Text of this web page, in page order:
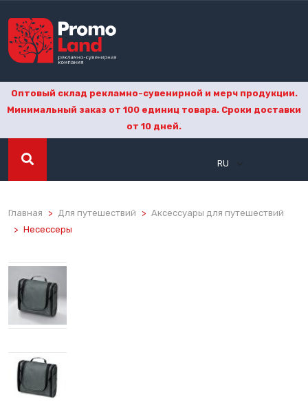
Оптовый склад рекламно-сувенирной и мерч продукции.
Минимальный заказ от 100 единиц товара. Сроки доставки
от 10 дней.
RU
Главная Для путешествий
Аксессуары для путешествий
Несессеры